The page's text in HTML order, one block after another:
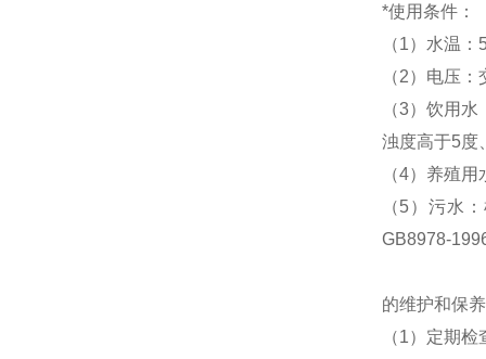
*使用条件：
（1）水温
（2）电压
（3）饮用
浊度高于5度
（4）养殖
（5）污水
GB8978-
的维护和保
（1）定期